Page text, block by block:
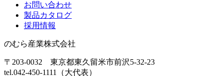
お問い合わせ
製品カタログ
採用情報
のむら産業株式会社
〒203-0032 東京都東久留米市前沢5-32-23
tel.042-450-1111（大代表）